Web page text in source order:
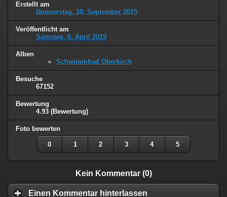
Erstellt am
Donnerstag, 10. September 2015
Veröffentlicht am
Samstag, 6. April 2019
Alben
Schwimmbad Oberkirch
Besuche
67152
Bewertung
4.93 (Bewertung)
Foto bewerten
0 1 2 3 4 5
Kein Kommentar (0)
Einen Kommentar hinterlassen